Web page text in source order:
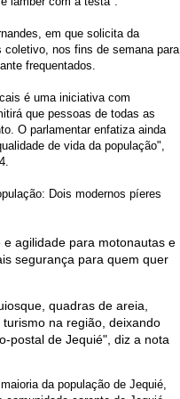
em que solicita da
coletivo, nos fins de semana para
frequentados.
é uma iniciativa com
que pessoas de todas as
O parlamentar enfatiza ainda
de vida da população",
Dois modernos píeres
agilidade para motonautas e
segurança para quem quer
quadras de areia,
na região, deixando
postal de Jequié", diz a nota
da população de Jequié,